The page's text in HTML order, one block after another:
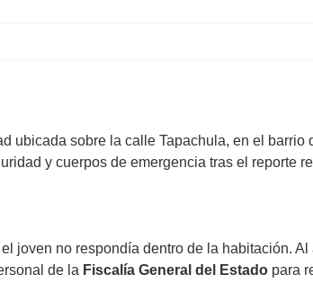
ubicada sobre la calle Tapachula, en el barrio
y cuerpos de emergencia tras el reporte
joven no respondía dentro de la habitación.
de la Fiscalía General del Estado para